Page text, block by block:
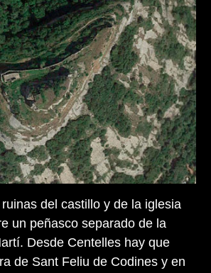
del castillo y de la iglesia
un peñasco separado de la
Desde Centelles hay que
de Sant Feliu de Codines y en